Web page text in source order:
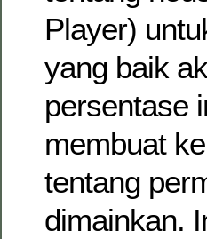
Player)
yang baik
persentase
membuat
tentang
dimainkan.